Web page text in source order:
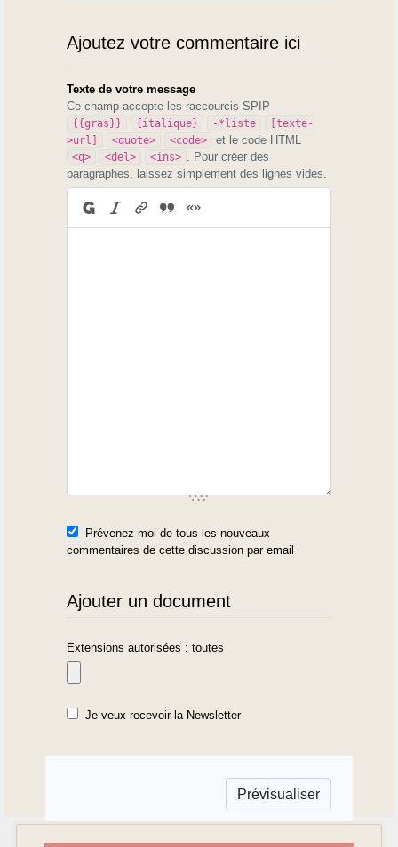
Ajoutez votre commentaire ici
Texte de votre message
Ce champ accepte les raccourcis SPIP
{{gras}} {italique} -*liste
[texte-
>url]
<quote> <code> et le code HTML
<q> <del> <ins>
. Pour créer des
paragraphes, laissez simplement des lignes vides.
Prévenez-moi de tous les nouveaux
commentaires de cette discussion par email
Ajouter un document
Extensions autorisées : toutes
Je veux recevoir la Newsletter